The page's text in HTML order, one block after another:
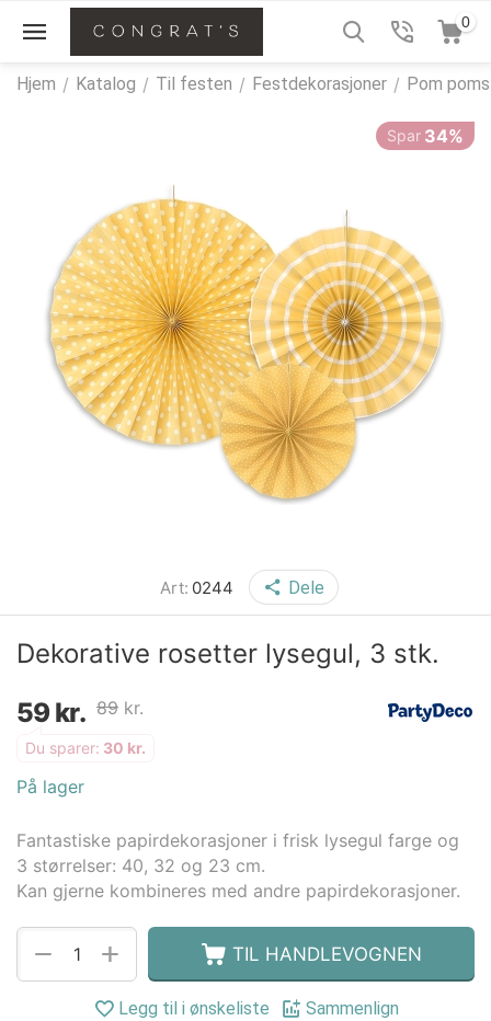
0
Hjem / Katalog / Til festen / Festdekorasjoner / Pom
Spar 34%
Art: 0244 Dele
Dekorative rosetter lysegul, 3 stk.
59 kr. 89 kr.
Du sparer: 30 kr.
På lager
Fantastiske papirdekorasjoner i frisk lysegul farge og
3 størrelser: 40, 32 og 23 cm.
Kan gjerne kombineres med andre papirdekorasjoner.
+
− TIL HANDLEVOGNEN
Legg til i ønskeliste
Sammenlign